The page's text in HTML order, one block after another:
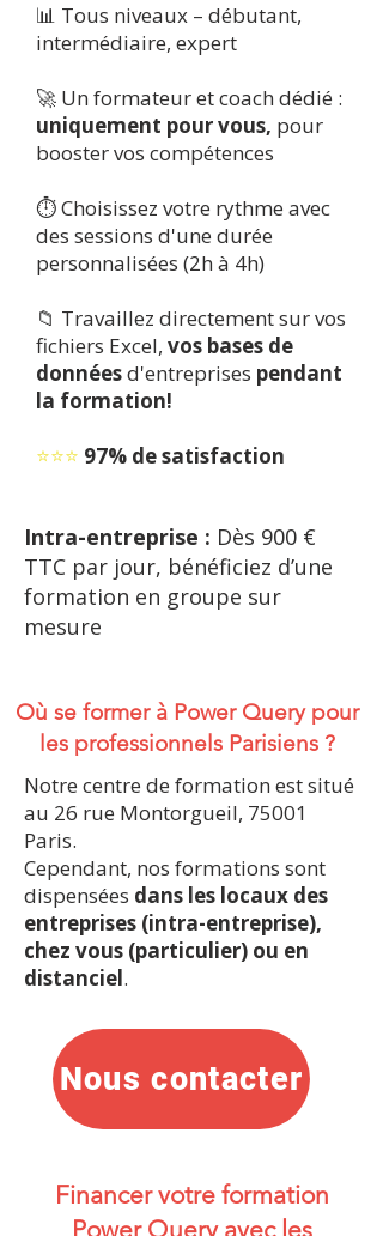
📊 Tous niveaux – débutant,
intermédiaire, expert​
🚀 Un formateur et coach dédié :
uniquement pour vous, pour
booster vos compétences
⏱️ Choisissez votre rythme avec
des sessions d'une durée
personnalisées (2h à 4h)
📁 Travaillez directement sur vos
fichiers Excel, vos bases de
donnéesd'entreprises pendant
la formation!
⭐️⭐️⭐️ 97% de satisfaction
Intra-entreprise : Dès 900 €
TTC par jour, bénéficiez d’une
formation en groupe sur
mesure
Où se former à Power Query pour
les professionnels Parisiens ?
Notre centre de formation est situé
au 26 rue Montorgueil, 75001
Paris.
Cependant, nos formations sont
dispensées dans les locaux des
entreprises (intra-entreprise),
chez vous (particulier) ou en
distanciel.
Nous contacter
Financer votre formation
Power Query avec les